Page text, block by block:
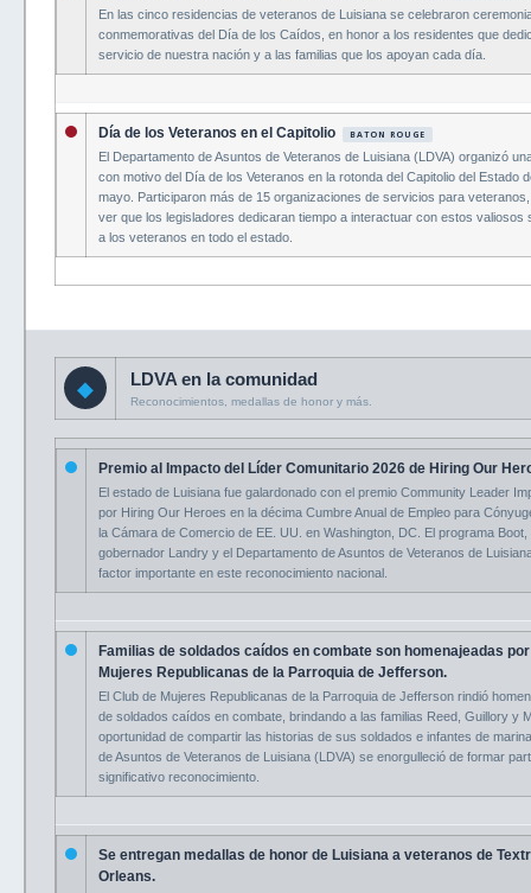
En las cinco residencias de veteranos de Luisiana se celebraron
conmemorativas del Día de los Caídos, en honor a los residentes que
servicio de nuestra nación y a las familias que los apoyan cada día.
Día de los Veteranos en el Capitolio BATON ROUGE
El Departamento de Asuntos de Veteranos de Luisiana (LDVA) organizó
con motivo del Día de los Veteranos en la rotonda del Capitolio del Estado
mayo. Participaron más de 15 organizaciones de servicios para
ver que los legisladores dedicaran tiempo a interactuar con estos valiosos
a los veteranos en todo el estado.
◆ LDVA en la comunidad
Reconocimientos, medallas de honor y más.
Premio al Impacto del Líder Comunitario 2026 de Hiring Our
El estado de Luisiana fue galardonado con el premio Community Leader
por Hiring Our Heroes en la décima Cumbre Anual de Empleo para
la Cámara de Comercio de EE. UU. en Washington, DC. El programa
gobernador Landry y el Departamento de Asuntos de Veteranos de
factor importante en este reconocimiento nacional.
Familias de soldados caídos en combate son homenajeadas
Mujeres Republicanas de la Parroquia de Jefferson.
El Club de Mujeres Republicanas de la Parroquia de Jefferson rindió
de soldados caídos en combate, brindando a las familias Reed, Guillory y
oportunidad de compartir las historias de sus soldados e infantes de
de Asuntos de Veteranos de Luisiana (LDVA) se enorgulleció de formar
significativo reconocimiento.
Se entregan medallas de honor de Luisiana a veteranos de
Orleans.